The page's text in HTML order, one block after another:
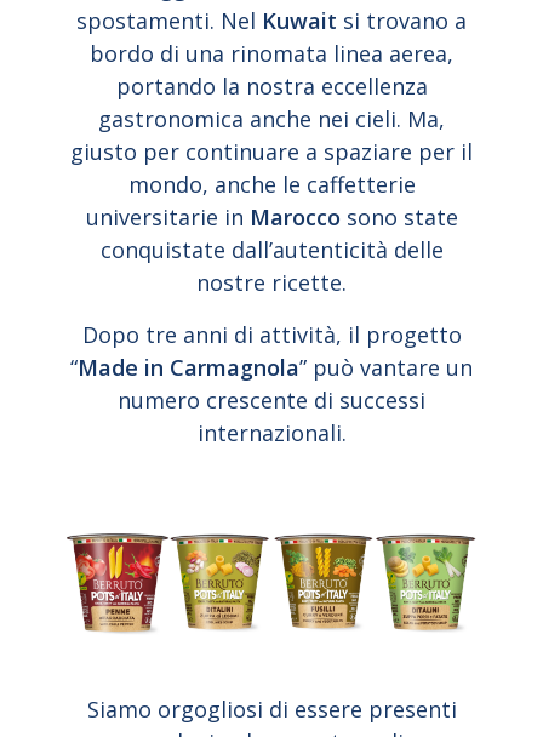
spostamenti. Nel Kuwait si trovano a
bordo di una rinomata linea aerea,
portando la nostra eccellenza
gastronomica anche nei cieli. Ma,
giusto per continuare a spaziare per il
mondo, anche le caffetterie
universitarie in Marocco sono state
conquistate dall’autenticità delle
nostre ricette.
Dopo tre anni di attività, il progetto
“Made in Carmagnola” può vantare un
numero crescente di successi
internazionali.
Siamo orgogliosi di essere presenti